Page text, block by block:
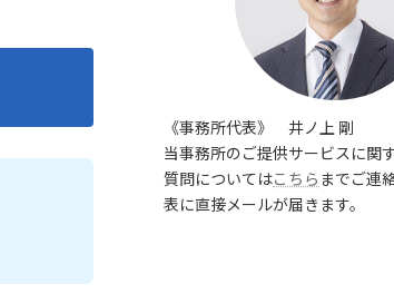
《事務所代表》 井ノ上 剛
当事務所のご提供サービスに関
質問についてはこちら までご連
表に直接メールが届きます。